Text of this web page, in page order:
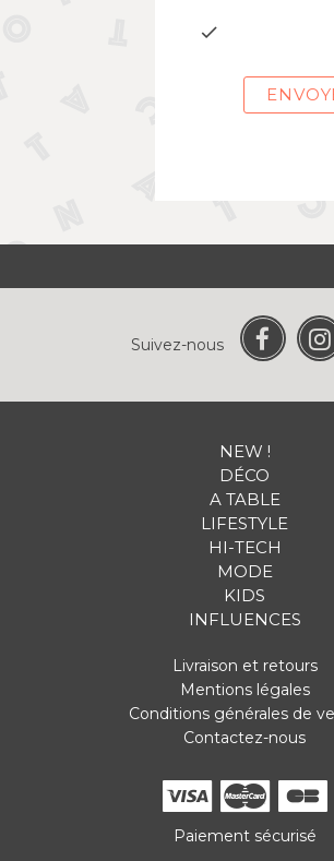

Suivez-nous
NEW !
DÉCO
A TABLE
LIFESTYLE
HI-TECH
MODE
KIDS
INFLUENCES
Livraison et retours
Mentions légales
Conditions générales de
Contactez-nous
Paiement sécurisé